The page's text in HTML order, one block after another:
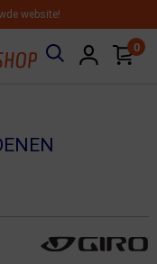
website!
0